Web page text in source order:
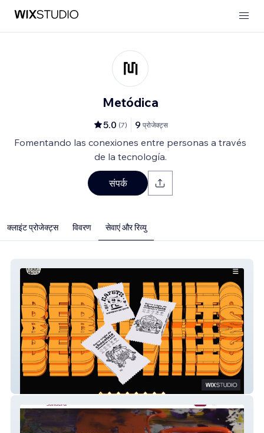
Metódica
5.0 (7) 9 प्रोजेक्ट्स
Fomentando las conexiones entre personas a través
de la tecnología.
संपर्क
क्लाइंट प्रोजेक्ट्स विवरण सेवाएं और रिव्यु